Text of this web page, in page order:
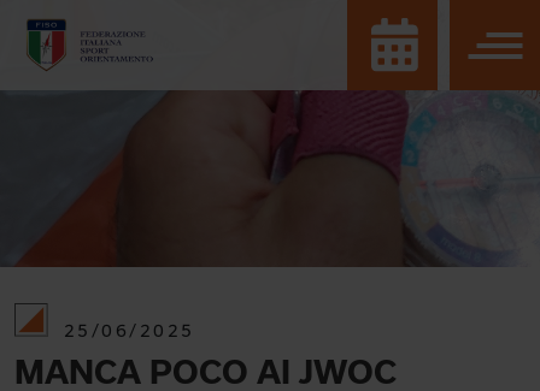
25/06/2025
MANCA POCO AI JWOC